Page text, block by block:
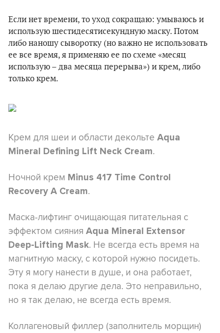
Если нет времени, то уход сокращаю: умываюсь и
использую шестидесятисекундную маску. Потом
либо наношу сыворотку (но важно не использовать
ее все время, я применяю ее по схеме «месяц
использую – два месяца перерыва») и крем, либо
только крем.
Крем для шеи и области декольте Aqua
Mineral Defining Lift Neck Cream.
Ночной крем Minus 417 Time Control
Recovery A Cream.
Маска-лифтинг очищающая питательная с
эффектом сияния Aqua Mineral Extensor
Deep-Lifting Mask. Не всегда есть время на
магнитную маску, с которой нужно посидеть.
Эту я могу нанести в душе, и она работает,
пока я делаю другие дела. Это неправильно,
но я так делаю, не всегда есть время.
Коллагеновый филлер (заполнитель морщин)